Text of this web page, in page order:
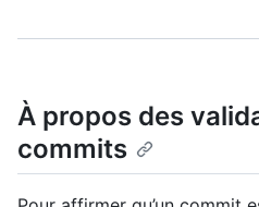
À propos des
commits